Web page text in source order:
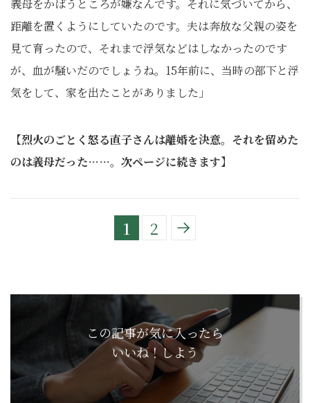
義母をかばうところが嫌なんです。それに気づいてから、
距離を置くようにしていたのです。夫は奔放な父親の姿を
見て育ったので、それまで浮気などはしなかったのです
が、血が騒いだのでしょうね。15年前に、当時の部下と浮
気をして、家を出たことがありました」
【烈火のごとく怒る直子さんは離婚を決意。それを留めた
のは義母だった……。次ページに続きます】
1 2
この記事が気に入ったら
いいね！しよう